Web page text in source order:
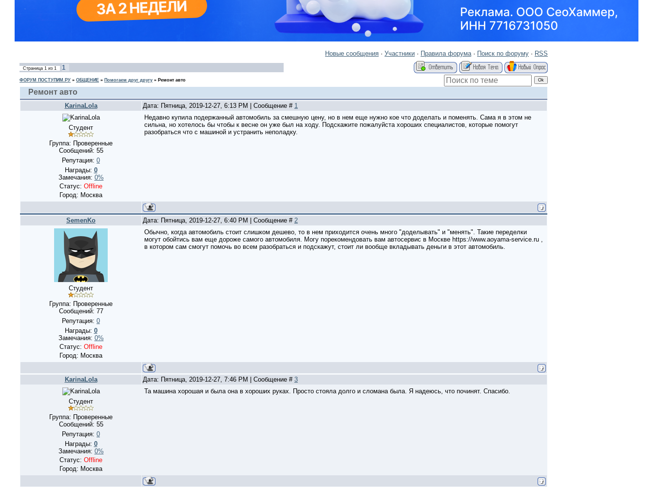
Новые сообщения · Участники · Правила форума· Поиск по форуму · RSS
Страница 1 из 1 1
ФОРУМ ПОСТУПИМ.РУ » ОБЩЕНИЕ » Помогаем друг другу » Ремонт авто
Ремонт авто
KarinaLola Дата: Пятница, 2019-12-27, 6:13 PM | Сообщение # 1
Студент
Группа: Проверенные
Сообщений: 55
Репутация: 0
Награды: 0
Замечания: 0%
Статус: Offline
Город: Москва
Недавно купила подержанный автомобиль за смешную цену, но в нем еще нужно кое что доделать и поменять. Сама я в этом не
сильна, но хотелось бы чтобы к весне он уже был на ходу. Подскажите пожалуйста хороших специалистов, которые помогут
разобраться что с машиной и устранить неполадку.
SemenKo Дата: Пятница, 2019-12-27, 6:40 PM | Сообщение # 2
Студент
Группа: Проверенные
Сообщений: 77
Репутация: 0
Награды: 0
Замечания: 0%
Статус: Offline
Город: Москва
Обычно, когда автомобиль стоит слишком дешево, то в нем приходится очень много "доделывать" и "менять". Такие переделки
могут обойтись вам еще дороже самого автомобиля. Могу порекомендовать вам автосервис в Москве https://www.aoyama-service.ru ,
в котором сам смогут помочь во всем разобраться и подскажут, стоит ли вообще вкладывать деньги в этот автомобиль.
KarinaLola Дата: Пятница, 2019-12-27, 7:46 PM | Сообщение # 3
Студент
Группа: Проверенные
Сообщений: 55
Репутация: 0
Награды: 0
Замечания: 0%
Статус: Offline
Город: Москва
Та машина хорошая и была она в хороших руках. Просто стояла долго и сломана была. Я надеюсь, что починят. Спасибо.